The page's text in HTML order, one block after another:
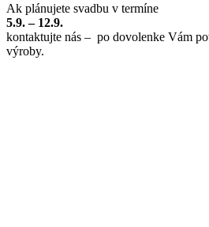
Ak plánujete svadbu v termíne
5.9. – 12.9.
kontaktujte nás – po dovolenke Vám
výroby.